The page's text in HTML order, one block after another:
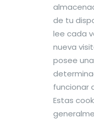
de tu
lee cada
nueva
posee
funcionar
Estas